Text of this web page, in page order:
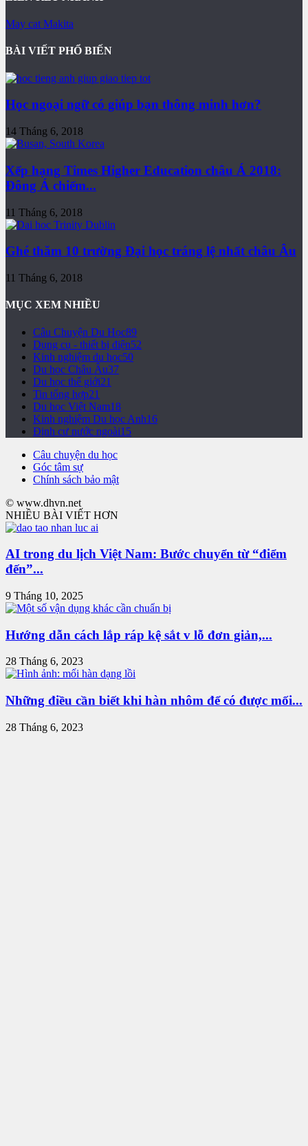
May cat Makita
BÀI VIẾT PHỔ BIẾN
Học ngoại ngữ có giúp bạn thông minh hơn?
14 Tháng 6, 2018
Xếp hạng Times Higher Education châu Á 2018:
Đông Á chiếm...
11 Tháng 6, 2018
Ghé thăm 10 trường Đại học tráng lệ nhất châu Âu
11 Tháng 6, 2018
MỤC XEM NHIỀU
Câu Chuyện Du Học89
Dụng cụ - thiết bị điện52
Kinh nghiệm du học50
Du học Châu Âu37
Du học thế giới21
Tin tổng hợp21
Du học Việt Nam18
Kinh nghiệm Du học Anh16
Định cư nước ngoài15
Câu chuyện du học
Góc tâm sự
Chính sách bảo mật
© www.dhvn.net
NHIỀU BÀI VIẾT HƠN
AI trong du lịch Việt Nam: Bước chuyển từ “điểm
đến”...
9 Tháng 10, 2025
Hướng dẫn cách lắp ráp kệ sắt v lỗ đơn giản,...
28 Tháng 6, 2023
Những điều cần biết khi hàn nhôm để có được mối...
28 Tháng 6, 2023